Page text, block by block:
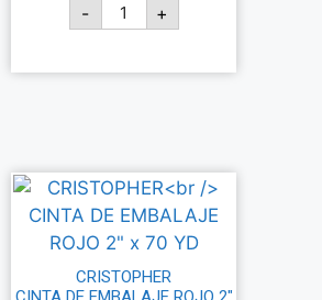
-
+
CRISTOPHER